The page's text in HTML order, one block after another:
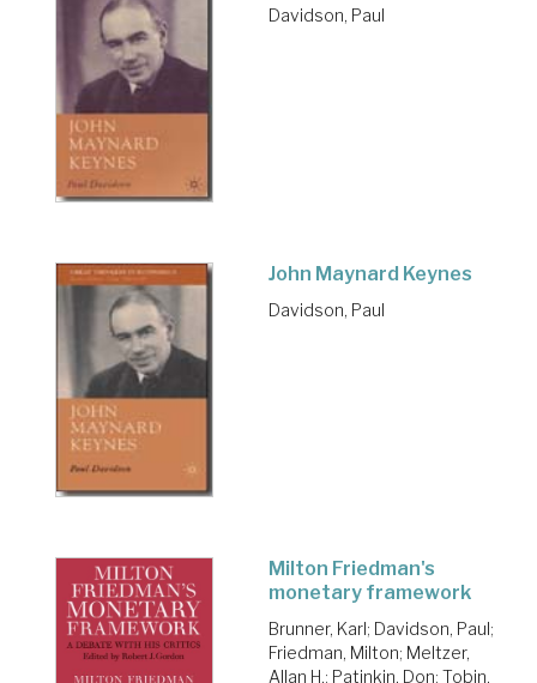
Davidson, Paul
John Maynard Keynes
Davidson, Paul
Milton Friedman's
monetary framework
Brunner, Karl; Davidson, Paul;
Friedman, Milton; Meltzer,
Allan H.; Patinkin, Don; Tobin,